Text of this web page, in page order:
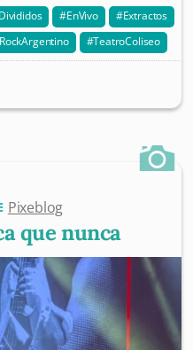
EnVivo
Extractos
RockArgentino TeatroColiseo
Pixeblog
que nunca